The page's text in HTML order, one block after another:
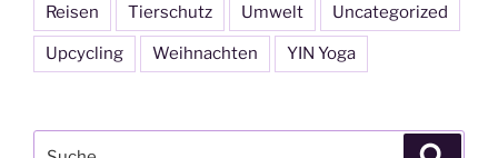
Reisen Tierschutz Umwelt Uncategorized
Upcycling Weihnachten YIN Yoga